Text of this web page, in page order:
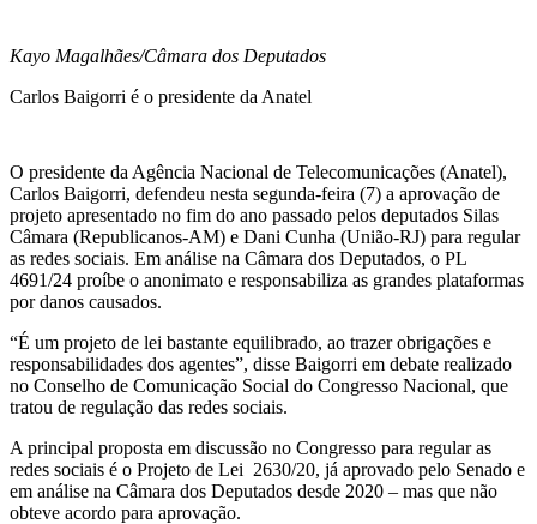
Kayo Magalhães/Câmara dos Deputados
Carlos Baigorri é o presidente da Anatel
O presidente da Agência Nacional de Telecomunicações (Anatel),
Carlos Baigorri, defendeu nesta segunda-feira (7) a aprovação de
projeto apresentado no fim do ano passado pelos deputados Silas
Câmara (Republicanos-AM) e Dani Cunha (União-RJ) para regular
as redes sociais. Em análise na Câmara dos Deputados, o PL
4691/24 proíbe o anonimato e responsabiliza as grandes plataformas
por danos causados.
“É um projeto de lei bastante equilibrado, ao trazer obrigações e
responsabilidades dos agentes”, disse Baigorri em debate realizado
no Conselho de Comunicação Social do Congresso Nacional, que
tratou de regulação das redes sociais.
A principal proposta em discussão no Congresso para regular as
redes sociais é o Projeto de Lei 2630/20, já aprovado pelo Senado e
em análise na Câmara dos Deputados desde 2020 – mas que não
obteve acordo para aprovação.